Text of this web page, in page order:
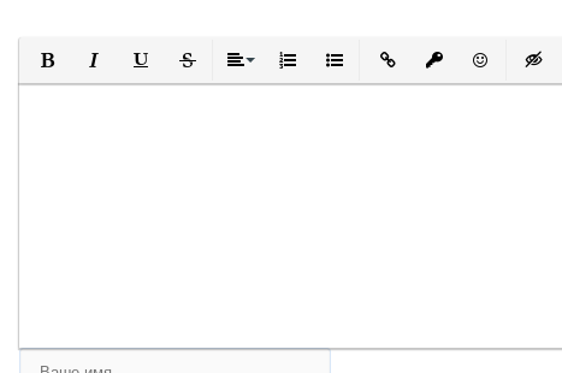
Полужирный
КурсивПодчеркнутый
ЗачеркнутыйВыравнивание
Нумерованный список
Маркированный список
Вставить ссылку
ВставитьВставить